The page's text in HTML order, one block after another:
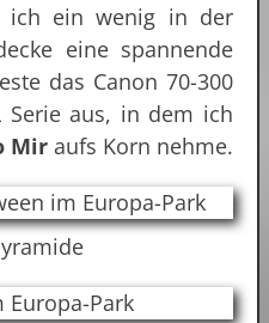
ich ein wenig in der
eine spannende
das Canon 70-300
aus, in dem ich
Mir aufs Korn nehme.